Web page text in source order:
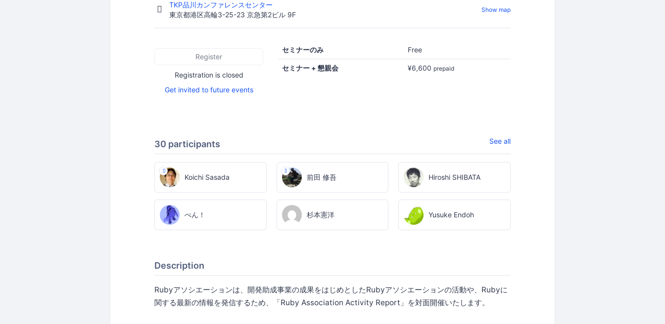
TKP品川カンファレンスセンター
東京都港区高輪3-25-23 京急第2ビル 9F
Show map
Register
Registration is closed
Get invited to future events
セミナーのみ Free
セミナー + 懇親会 ¥6,600 prepaid
30 participants See all
Koichi Sasada 前田 修吾 Hiroshi SHIBATA
ぺん！ 杉本憲洋 Yusuke Endoh
Description
Rubyアソシエーションは、開発助成事業の成果をはじめとしたRubyアソシエーションの活動や、Rubyに
関する最新の情報を発信するため、「Ruby Association Activity Report」を対面開催いたします。